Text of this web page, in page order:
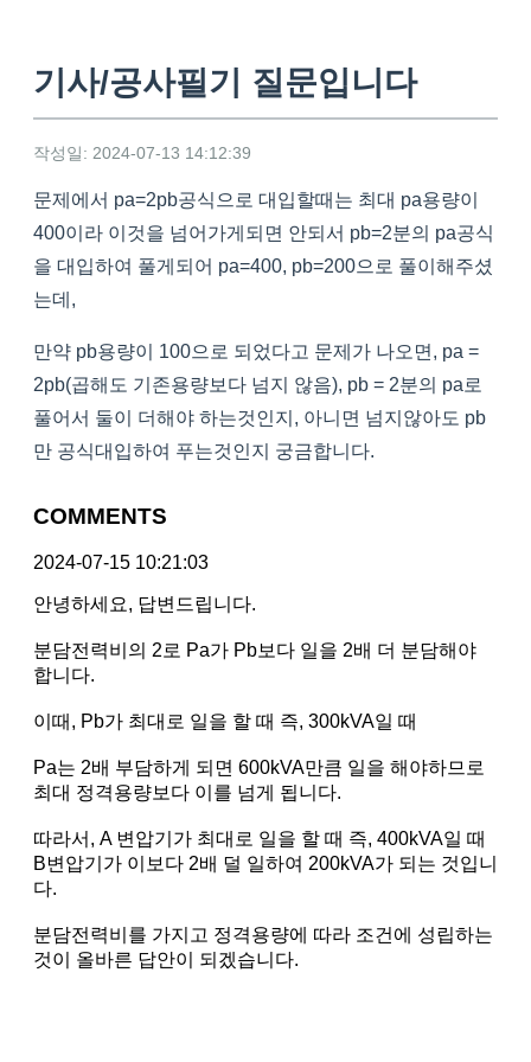
기사/공사필기 질문입니다
작성일: 2024-07-13 14:12:39
문제에서 pa=2pb공식으로 대입할때는 최대 pa용량이
400이라 이것을 넘어가게되면 안되서 pb=2분의 pa공식
을 대입하여 풀게되어 pa=400, pb=200으로 풀이해주셨
는데,
만약 pb용량이 100으로 되었다고 문제가 나오면, pa =
2pb(곱해도 기존용량보다 넘지 않음), pb = 2분의 pa로
풀어서 둘이 더해야 하는것인지, 아니면 넘지않아도 pb
만 공식대입하여 푸는것인지 궁금합니다.
COMMENTS
2024-07-15 10:21:03
안녕하세요, 답변드립니다.
분담전력비의 2로 Pa가 Pb보다 일을 2배 더 분담해야
합니다.
이때, Pb가 최대로 일을 할 때 즉, 300kVA일 때
Pa는 2배 부담하게 되면 600kVA만큼 일을 해야하므로
최대 정격용량보다 이를 넘게 됩니다.
따라서, A 변압기가 최대로 일을 할 때 즉, 400kVA일 때
B변압기가 이보다 2배 덜 일하여 200kVA가 되는 것입니
다.
분담전력비를 가지고 정격용량에 따라 조건에 성립하는
것이 올바른 답안이 되겠습니다.